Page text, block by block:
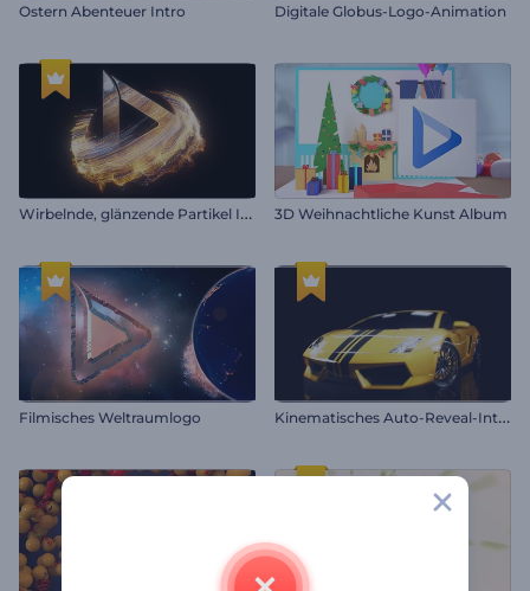
Ostern Abenteuer Intro Digitale Globus-Logo-Animation
W
irbelnde, glänzende Partikel Intro 3D Weihnachtliche Kunst Album
Filmisches Weltraumlogo K
inematisches Auto-Reveal-Intro